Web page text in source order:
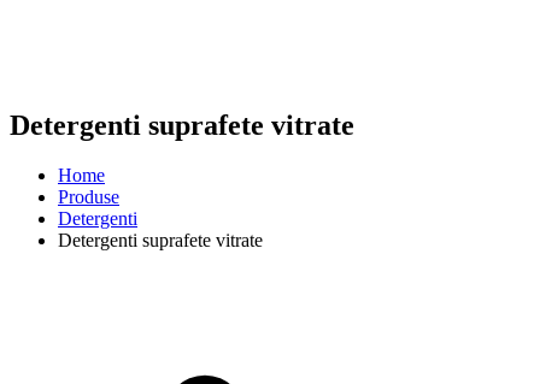
Detergenti suprafete vitrate
Home
Produse
Detergenti
Detergenti suprafete vitrate